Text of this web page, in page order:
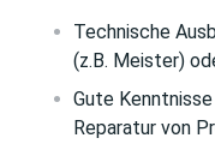
Technische
(z.B. Meister)
Gute
Reparatur von